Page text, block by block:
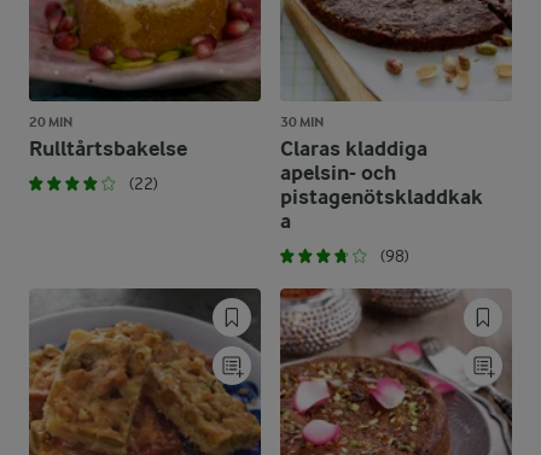
20 MIN
Rulltårtsbakelse
(22)
30 MIN
Claras kladdiga
apelsin- och
pistagenötskladdkak
a
(98)